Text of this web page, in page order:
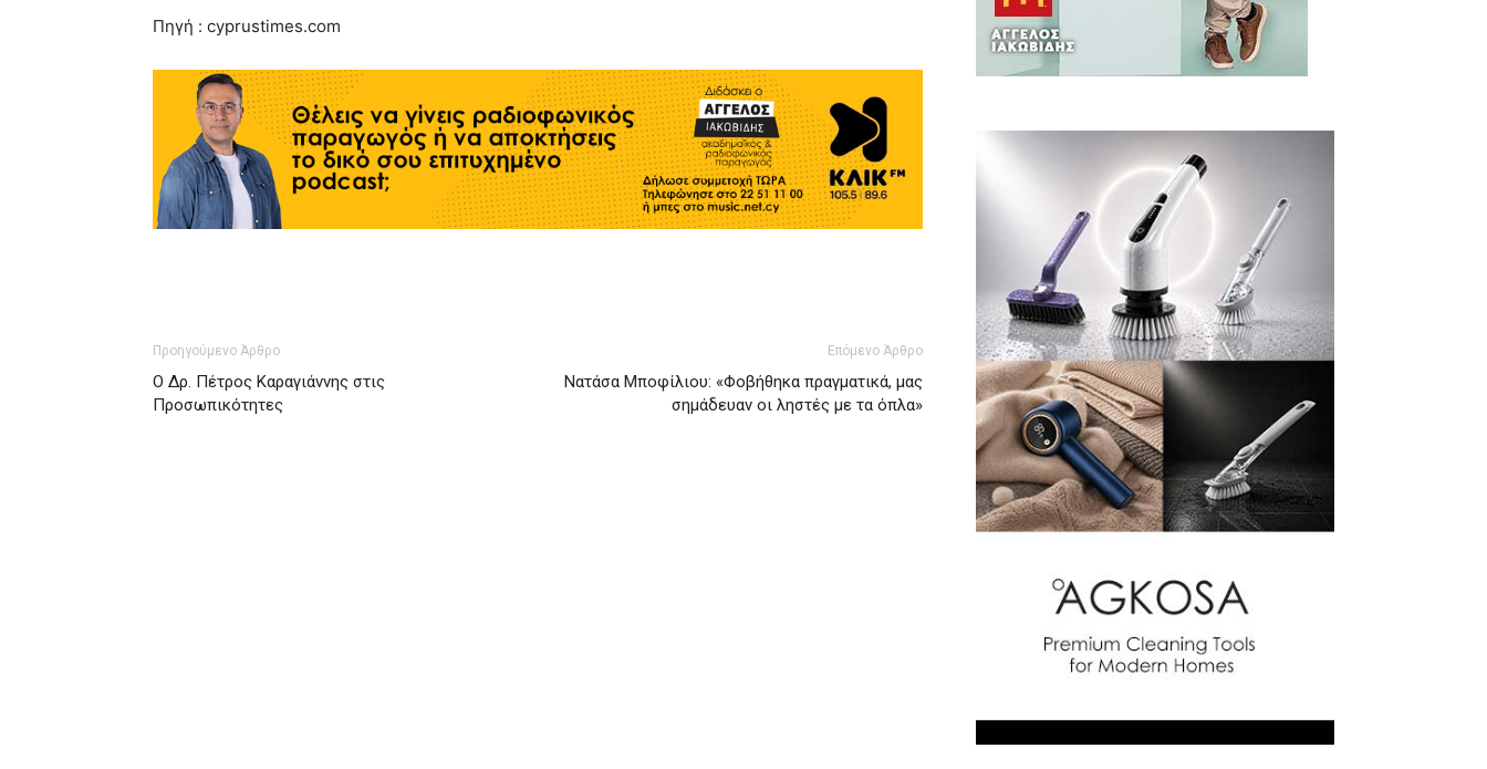
Πηγή : cyprustimes.com
Προηγούμενο Άρθρο
Ο Δρ. Πέτρος Καραγιάννης στις
Προσωπικότητες
Επόμενο Άρθρο
Νατάσα Μποφίλιου: «Φοβήθηκα πραγματικά, μας
σημάδευαν οι ληστές με τα όπλα»